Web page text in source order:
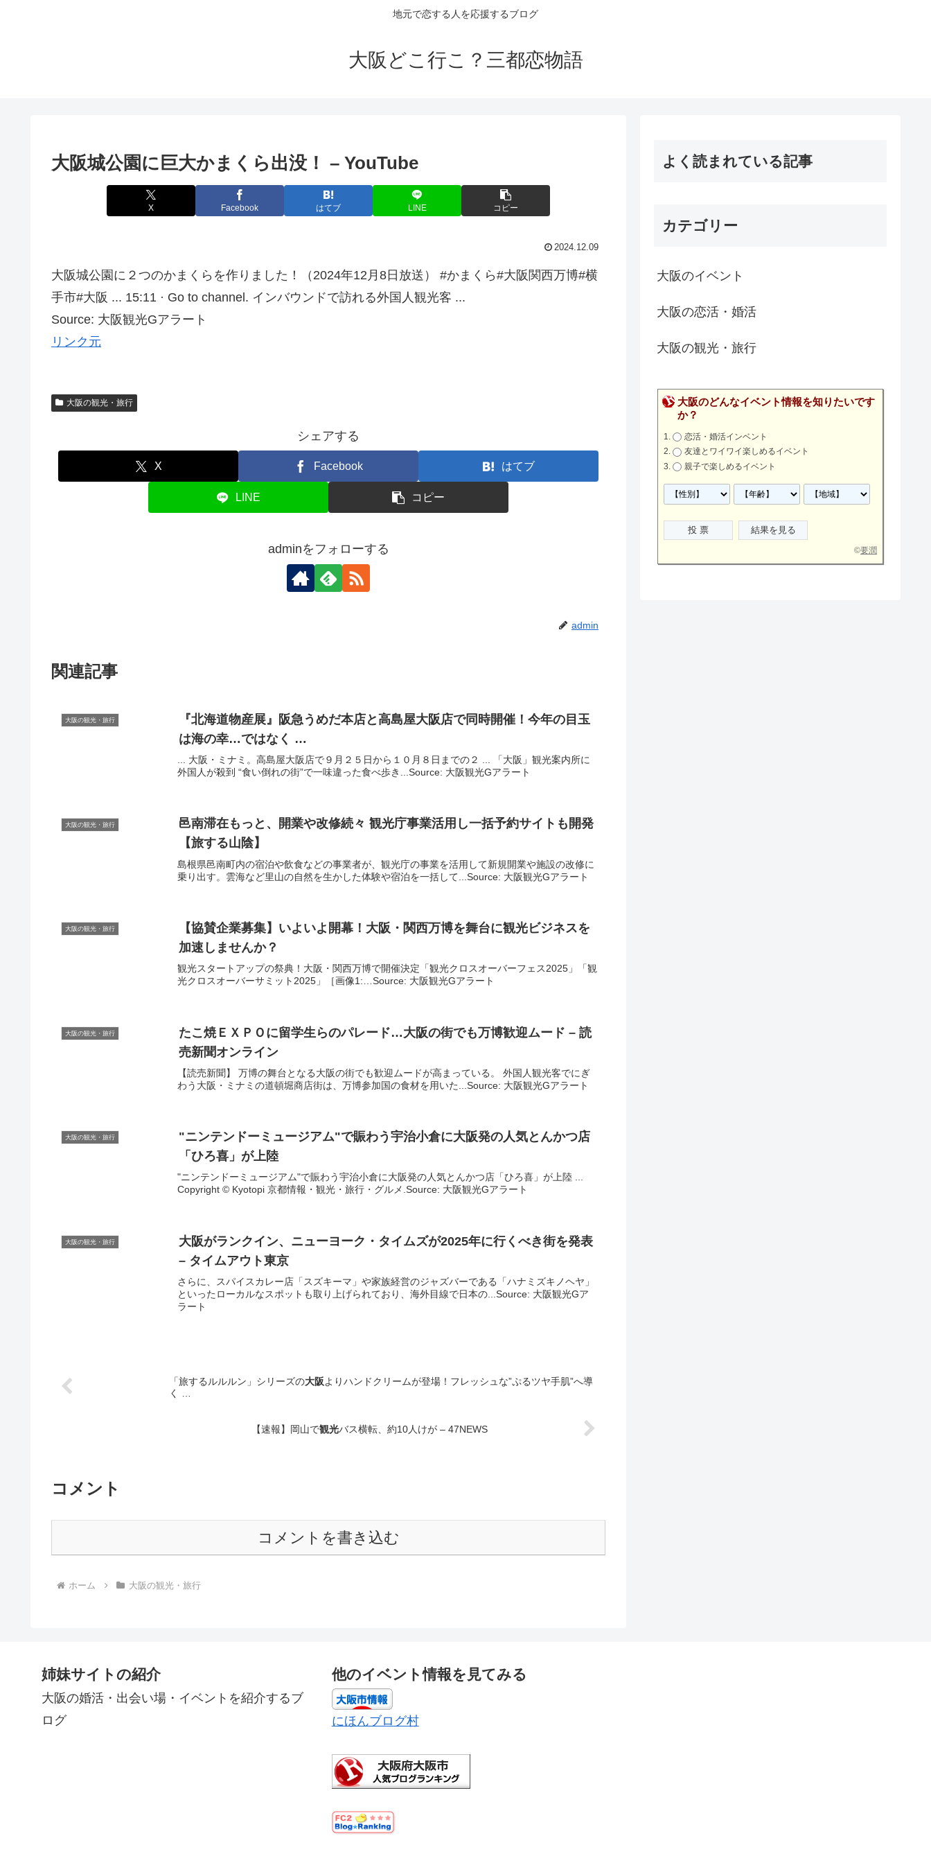
地元で恋する人を応援するブログ
大阪どこ行こ？三都恋物語
大阪城公園に巨大かまくら出没！ – YouTube
X Facebook はてブ LINE コピー
2024.12.09
大阪城公園に２つのかまくらを作りました！（2024年12月8日放送） #かまくら#大阪関西万博#横
手市#大阪 ... 15:11 · Go to channel. インバウンドで訪れる外国人観光客 ...
Source: 大阪観光Gアラート
リンク元
大阪の観光・旅行
シェアする
X Facebook はてブ
LINE コピー
adminをフォローする
admin
関連記事
大阪の観光・旅行 『北海道物産展』阪急うめだ本店と高島屋大阪店で同時開催！今年の目玉
は海の幸…ではなく …
... 大阪・ミナミ。高島屋大阪店で９月２５日から１０月８日までの２ ... 「大阪」観光案内所に
外国人が殺到 “食い倒れの街”で一味違った食べ歩き...Source: 大阪観光Gアラート
大阪の観光・旅行 邑南滞在もっと、開業や改修続々観光庁事業活用し一括予約サイトも開発
【旅する山陰】
島根県邑南町内の宿泊や飲食などの事業者が、観光庁の事業を活用して新規開業や施設の改修に
乗り出す。雲海など里山の自然を生かした体験や宿泊を一括して...Source: 大阪観光Gアラート
大阪の観光・旅行 【協賛企業募集】いよいよ開幕！ 大阪 ・関西万博を舞台に観光ビジネスを
加速しませんか？
観光スタートアップの祭典！大阪・関西万博で開催決定「観光クロスオーバーフェス2025」「観
光クロスオーバーサミット2025」［画像1:…Source: 大阪観光Gアラート
大阪の観光・旅行 たこ焼ＥＸＰＯに留学生らのパレード…大阪の街でも万博歓迎ムード – 読
売新聞オンライン
【読売新聞】 万博の舞台となる大阪の街でも歓迎ムードが高まっている。 外国人観光客でにぎ
わう大阪・ミナミの道頓堀商店街は、万博参加国の食材を用いた...Source: 大阪観光Gアラート
大阪の観光・旅行 "ニンテンドーミュージアム"で賑わう宇治小倉に大阪発の人気とんかつ店
「ひろ喜」が上陸
"ニンテンドーミュージアム"で賑わう宇治小倉に大阪発の人気とんかつ店「ひろ喜」が上陸 ...
Copyright © Kyotopi 京都情報・観光・旅行・グルメ.Source: 大阪観光Gアラート
大阪の観光・旅行 大阪がランクイン、ニューヨーク・タイムズが2025年に行くべき街を発表
– タイムアウト東京
さらに、スパイスカレー店「スズキーマ」や家族経営のジャズバーである「ハナミズキノヘヤ」
といったローカルなスポットも取り上げられており、海外目線で日本の...Source: 大阪観光Gア
ラート
「旅するルルルン」シリーズの大阪よりハンドクリームが登場！フレッシュな”ぷるツヤ手肌”へ導
く …
【速報】岡山で観光バス横転、約10人けが – 47NEWS
コメント
コメントを書き込む
ホーム 大阪の観光・旅行
よく読まれている記事
カテゴリー
大阪のイベント
大阪の恋活・婚活
大阪の観光・旅行
大阪のどんなイベント情報を知りたいです
か？
恋活・婚活インベント
友達とワイワイ楽しめるイベント
親子で楽しめるイベント
©要潤
姉妹サイトの紹介
大阪の婚活・出会い場・イベントを紹介するブ
ログ
他のイベント情報を見てみる
にほんブログ村